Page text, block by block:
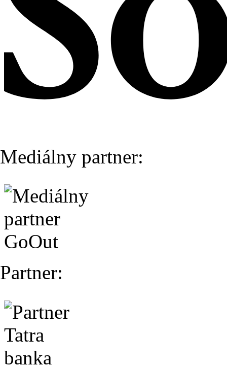
Mediálny partner:
Partner: